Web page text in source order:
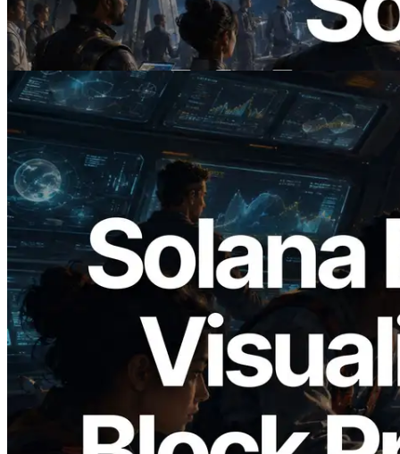
cầu cho API cần dùng
Đọc bài viết này
2026.05.24
Validators Solutions ra mắt Solana Block
Analyzer — Trực quan hóa thời gian tạo
block và validator phụ trách theo từng
slot
Đọc bài viết này